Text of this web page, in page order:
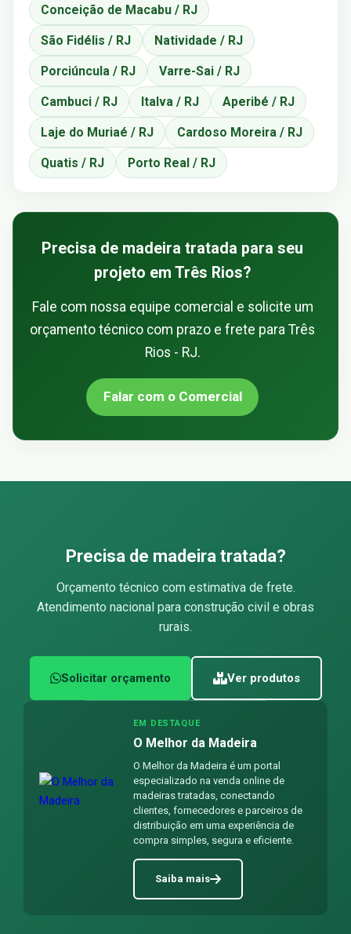
Conceição de Macabu / RJ
São Fidélis / RJ Natividade / RJ
Porciúncula / RJ Varre-Sai / RJ
Cambuci / RJ Italva / RJ Aperibé / RJ
Laje do Muriaé / RJ Cardoso Moreira / RJ
Quatis / RJ Porto Real / RJ
Precisa de madeira tratada para seu
projeto em Três Rios?
Fale com nossa equipe comercial e solicite um
orçamento técnico com prazo e frete para Três
Rios - RJ.
Falar com o Comercial
Precisa de madeira tratada?
Orçamento técnico com estimativa de frete.
Atendimento nacional para construção civil e obras
rurais.
Solicitar orçamento Ver produtos
EM DESTAQUE
O Melhor da Madeira
O Melhor da Madeira é um portal
especializado na venda online de
madeiras tratadas, conectando
clientes, fornecedores e parceiros de
distribuição em uma experiência de
compra simples, segura e eficiente.
Saiba mais